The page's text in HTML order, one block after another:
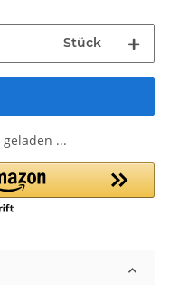
Stück
...